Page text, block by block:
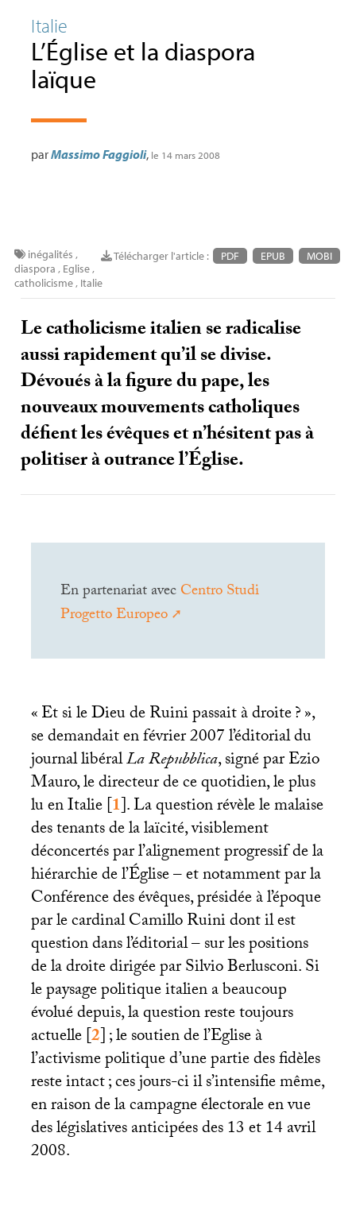
Italie
L’Église et la diaspora
laïque
parMassimo Faggioli, le 14 mars 2008
Télécharger l'article : PDF EPUB MOBI
inégalités ,
diaspora , Eglise,
catholicisme, Italie
Le catholicisme italien se radicalise
aussi rapidement qu’il se divise.
Dévoués à la figure du pape, les
nouveaux mouvements catholiques
défient les évêques et n’hésitent pas à
politiser à outrance l’Église.
En partenariat avecCentro Studi
Progetto Europeo
«Et si le Dieu de Ruini passait à droite?»,
se demandait en février 2007 l’éditorial du
journal libéralLa Repubblica, signé par Ezio
Mauro, le directeur de ce quotidien, le plus
lu en Italie[1]. La question révèle le malaise
des tenants de la laïcité, visiblement
déconcertés par l’alignement progressif de la
hiérarchie de l’Église – et notamment par la
Conférence des évêques, présidée à l’époque
par le cardinal Camillo Ruini dont il est
question dans l’éditorial – sur les positions
de la droite dirigée par Silvio Berlusconi. Si
le paysage politique italien a beaucoup
évolué depuis, la question reste toujours
actuelle[2]; le soutien de l’Eglise à
l’activisme politique d’une partie des fidèles
reste intact; ces jours-ci il s’intensifie même,
en raison de la campagne électorale en vue
des législatives anticipées des 13 et 14 avril
2008.